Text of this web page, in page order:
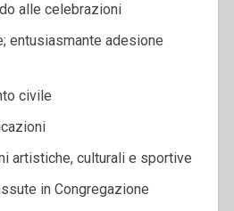
alle celebrazioni
entusiasmante adesione
civile
artistiche, culturali e sportive
in Congregazione